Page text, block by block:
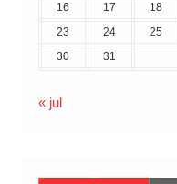
16
17 18
23
24 25
30
31
« jul